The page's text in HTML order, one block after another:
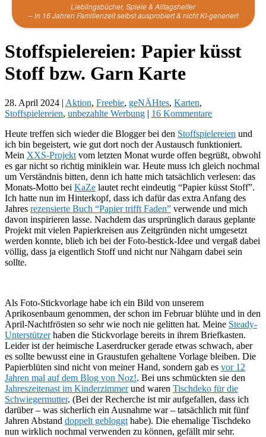
Lieblingsbücher, Spiele & Alltagshelfer
– in 16 Jahren Familienzeit selbst ausprobiert & nicht KI-generiert
Stoffspielereien: Papier küsst
Stoff bzw. Garn Karte
28. April 2024 | Aktion, Freebie, geNÄHtes, Karten,
Stoffspielereien, unbezahlte Werbung | 16 Kommentare
Heute treffen sich wieder die Blogger bei den Stoffspielereien und
ich bin begeistert, wie gut dort noch der Austausch funktioniert.
Mein XXS-Projekt vom letzten Monat wurde offen begrüßt, obwohl
es gar nicht so richtig miniklein war. Heute muss ich gleich nochmal
um Verständnis bitten, denn ich hatte mich tatsächlich verlesen: das
Monats-Motto bei KaZe lautet recht eindeutig “Papier küsst Stoff”.
Ich hatte nun im Hinterkopf, dass ich dafür das extra Anfang des
Jahres rezensierte Buch “Papier trifft Faden” verwende und mich
davon inspirieren lasse. Nachdem das ursprünglich daraus geplante
Projekt mit vielen Papierkreisen aus Zeitgründen nicht umgesetzt
werden konnte, blieb ich bei der Foto-bestick-Idee und vergaß dabei
völlig, dass ja eigentlich Stoff und nicht nur Nähgarn dabei sein
sollte.
Als Foto-Stickvorlage habe ich ein Bild von unserem
Aprikosenbaum genommen, der schon im Februar blühte und in den
April-Nachtfrösten so sehr wie noch nie gelitten hat. Meine Steady-
Unterstützerhaben die Stickvorlage bereits in ihrem Briefkasten.
Leider ist der heimische Laserdrucker gerade etwas schwach, aber
es sollte bewusst eine in Graustufen gehaltene Vorlage bleiben. Die
Papierblüten sind nicht von meiner Hand, sondern gab es vor 12
Jahren mal auf dem Blog von Noz!. Bei uns schmückten sie den
Jahreszeitenast im Kinderzimmerund waren Tischdeko für die
Schwiegermutter. (Bei der Recherche ist mir aufgefallen, dass ich
darüber – was sicherlich ein Ausnahme war – tatsächlich mit fünf
Jahren Abstand doppelt gebloggt habe). Die ehemalige Tischdeko
nun wirklich nochmal verwenden zu können, gefällt mir sehr.